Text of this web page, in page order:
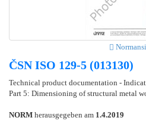
ČSN ISO 129-5 (013130)
Technical product documentation -
Part 5: Dimensioning of structural metal
NORM herausgegeben am 1.4.2019